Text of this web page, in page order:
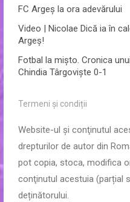
FC Argeş la ora adevărului
Video | Nicolae Dică ia în
Argeș!
Fotbal la mișto. Cronica
Chindia Târgoviște 0-1
Termeni și condiții
Website-ul şi conţinutul
drepturilor de autor din
pot copia, stoca, modifica
conţinutul acestuia (parțial
deținătorului.